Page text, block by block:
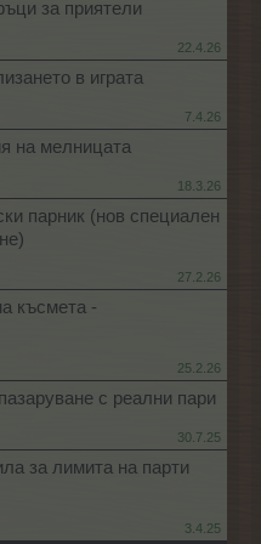
за приятели
22.4.26
в играта
7.4.26
на мелницата
18.3.26
парник (нов специален
27.2.26
късмета -
25.2.26
с реални пари
30.7.25
за лимита на парти
3.4.25